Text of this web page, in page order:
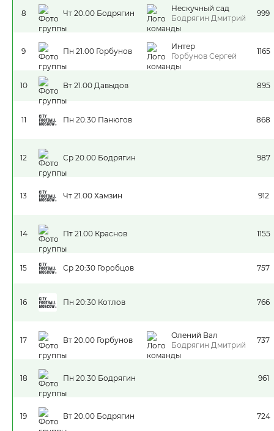
8 Чт 20.00 Бодрягин
Нескучный сад
Бодрягин Дмитрий
999
9 Пн 21.00 Горбунов
Интер
Горбунов Сергей
1165
10 Вт 21.00 Давыдов 895
11 Пн 20:30 Панюгов 868
12 Ср 20.00 Бодрягин 987
13 Чт 21.00 Хамзин 912
14 Пт 21.00 Краснов 1155
15 Ср 20:30 Горобцов 757
16 Пн 20:30 Котлов 766
17 Вт 20.00 Горбунов
Олений Вал
Бодрягин Дмитрий
737
18 Пн 20.30 Бодрягин 961
19 Вт 20.00 Бодрягин 724